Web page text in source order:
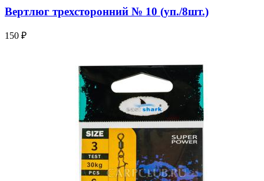
Вертлюг трехсторонний № 10 (уп./8шт.)
150 ₽